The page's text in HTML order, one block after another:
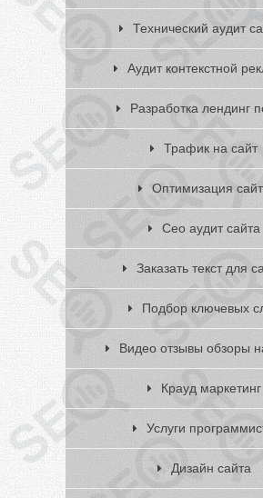
Технический аудит
Аудит контекстной
Разработка лендинг
Трафик на сайт
Оптимизация
Сео аудит сайта
Заказать текст для
Подбор ключевых
Видео отзывы обзоры
Крауд маркетинг
Услуги
Дизайн сайта